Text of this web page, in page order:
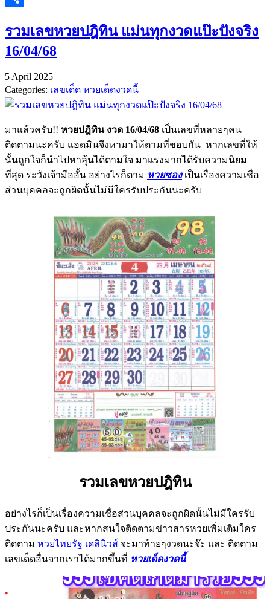
รวมเลขหวยปฎิทิน แม่นทุกงวดแป๊ะปังจริง
16/04/68
5 April 2025
Categories: เลขเด็ด หวยเด็ดงวดนี้
มาแล้วครับ!! หวยปฎิทิน งวด 16/04/68 เป็นเลขที่หลายๆคน
ติดตามนะครับ แอดมินจึงหามาให้ตามที่ชอบกัน หากเลขที่ให้
นั้นถูกใจก็นำไปหาลุ้นได้ตามใจ มาแรงมากได้รับความนิยม
ที่สุด ระวังเจ้ามืออั้น อย่างไรก็ตาม หวยซองเป็นเรื่องความเชื่อ
ส่วนบุคคลจะถูกผิดนั้นไม่มีใครรับประกันนะครับ
รวมเลขหวยปฎิทิน
อย่างไรก็เป็นเรื่องความเชื่อส่วนบุคคลจะถูกผิดนั้นไม่มีใครรับ
ประกันนะครับ และหากสนใจติดตามข่าวสารหวยเพิ่มเติมใคร
ติดตาม หวยไทยรัฐ เดลินิวส์ จะมาท้ายๆงวดนะจ๊ะ และ ติดตาม
เลขเด็ดอื่นจากเราได้มากขึ้นที่ หวยเด็ดงวดนี้